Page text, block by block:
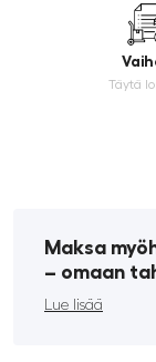
Täytä
Maksa
­– omaan
Lue lisää